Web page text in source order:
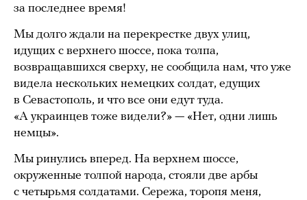
за последнее время!
Мы долго ждали на перекрестке двух улиц,
идущих с верхнего шоссе, пока толпа,
возвращавшихся сверху, не сообщила нам, что уже
видела нескольких немецких солдат, едущих
в Севастополь, и что все они едут туда.
«А украинцев тоже видели?» — «Нет, одни лишь
немцы».
Мы ринулись вперед. На верхнем шоссе,
окруженные толпой народа, стояли две арбы
с четырьмя солдатами. Сережа, торопя меня,